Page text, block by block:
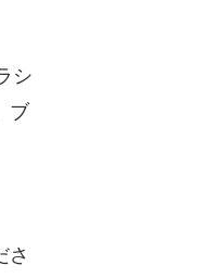
シ
ブ
さ